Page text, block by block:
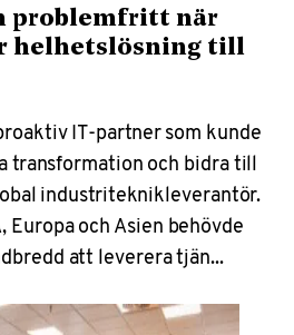
problemfritt när
helhetslösning till
IT-partner som kunde
transformation och bidra till
industriteknikleverantör.
Europa och Asien behövde
att leverera tjän...